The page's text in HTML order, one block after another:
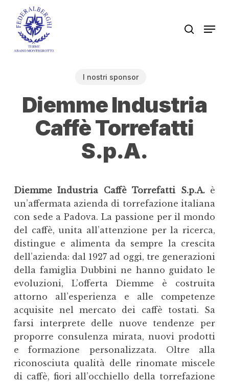
main
content
I nostri sponsor
Diemme Industria
Caffè Torrefatti
S.p.A.
Diemme Industria Caffè Torrefatti S.p.A.è
un’affermata azienda di torrefazione italiana
con sede a Padova. La passione per il mondo
del caffè, unita all’attenzione per la ricerca,
distingue e alimenta da sempre la crescita
dell’azienda: dal 1927 ad oggi, tre generazioni
della famiglia Dubbini ne hanno guidato le
evoluzioni, L’offerta Diemme è costruita
attorno all’esperienza e alle competenze
acquisite nel mercato dei caffè tostati. Sa
farsi interprete delle nuove tendenze per
proporre consulenza mirata, nuovi prodotti
e formazione personalizzata. Oltre alla
riconosciuta qualità delle rinomate miscele
di caffè, fiori all’occhiello della torrefazione